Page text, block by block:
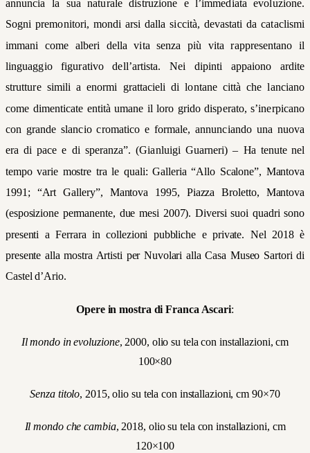
annuncia la sua naturale distruzione e l’immediata evoluzione.
Sogni premonitori, mondi arsi dalla siccità, devastati da cataclismi
immani come alberi della vita senza più vita rappresentano il
linguaggio figurativo dell’artista. Nei dipinti appaiono ardite
strutture simili a enormi grattacieli di lontane città che lanciano
come dimenticate entità umane il loro grido disperato, s’inerpicano
con grande slancio cromatico e formale, annunciando una nuova
era di pace e di speranza”. (Gianluigi Guarneri) – Ha tenute nel
tempo varie mostre tra le quali: Galleria “Allo Scalone”, Mantova
1991; “Art Gallery”, Mantova 1995, Piazza Broletto, Mantova
(esposizione permanente, due mesi 2007). Diversi suoi quadri sono
presenti a Ferrara in collezioni pubbliche e private. Nel 2018 è
presente alla mostra Artisti per Nuvolari alla Casa Museo Sartori di
Castel d’Ario.
Opere in mostra di Franca Ascari:
Il mondo in evoluzione, 2000, olio su tela con installazioni, cm
100×80
Senza titolo, 2015, olio su tela con installazioni, cm 90×70
Il mondo che cambia, 2018, olio su tela con installazioni, cm
120×100